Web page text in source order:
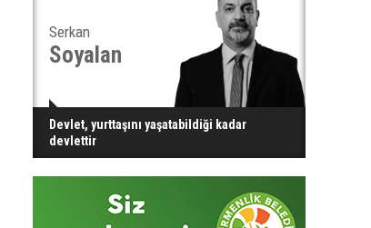
Serkan
Soyalan
Devlet, yurttaşını yaşatabildiği kadar
devlettir